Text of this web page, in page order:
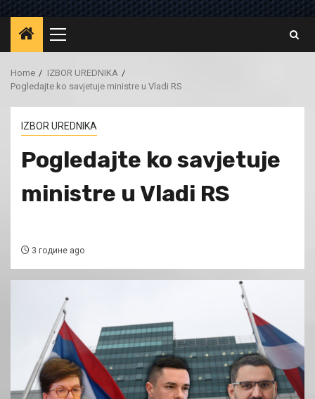
Primary
Menu
Home
IZBOR UREDNIKA
Pogledajte ko savjetuje ministre u Vladi RS
IZBOR UREDNIKA
Pogledajte ko savjetuje
ministre u Vladi RS
3 године ago